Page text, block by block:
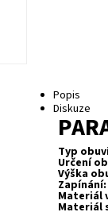
Popis
Diskuze
Typ
Určení
Výška
Zapínání:
Materiál
Materiál